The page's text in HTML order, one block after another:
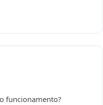
funcionamento?